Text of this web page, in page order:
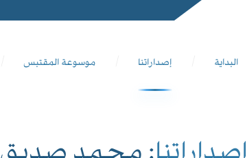
البداية إصداراتنا موسوعة المقتبس